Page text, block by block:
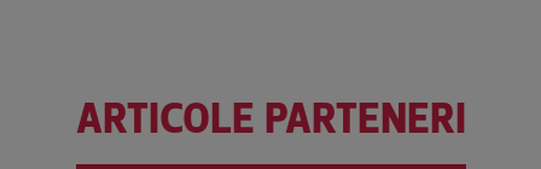
ARTICOLE PARTENERI